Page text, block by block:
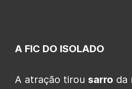
A FIC DO ISOLADO
A atração tirou sarro da